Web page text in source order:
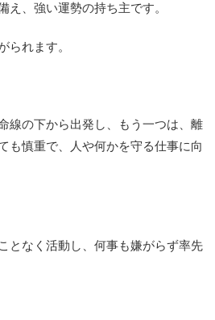
え、強い運勢の持ち主です。
られます。
線の下から出発し、もう一つは、離
も慎重で、人や何かを守る仕事に向
となく活動し、何事も嫌がらず率先